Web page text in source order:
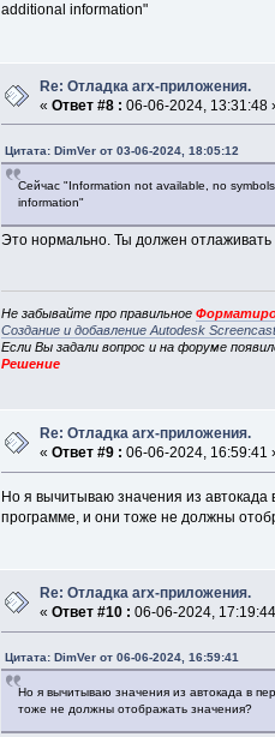
additional information"
Re: Отладка arx-приложения.
« Ответ #8 : 06-06-2024, 13:31:48
Цитата: DimVer от 03-06-2024, 18:05:12
Сейчас "Information not available, no
information"
Это нормально. Ты должен
Не забывайте про правильное
Создание и добавление Autodesk
Если Вы задали вопрос и на форуме
Решение
Re: Отладка arx-приложения.
« Ответ #9 : 06-06-2024, 16:59:41
Но я вычитываю значения из
программе, и они тоже не должны
Re: Отладка arx-приложения.
« Ответ #10 : 06-06-2024,
Цитата: DimVer от 06-06-2024, 16:59:41
Но я вычитываю значения из автокада в
тоже не должны отображать значения?